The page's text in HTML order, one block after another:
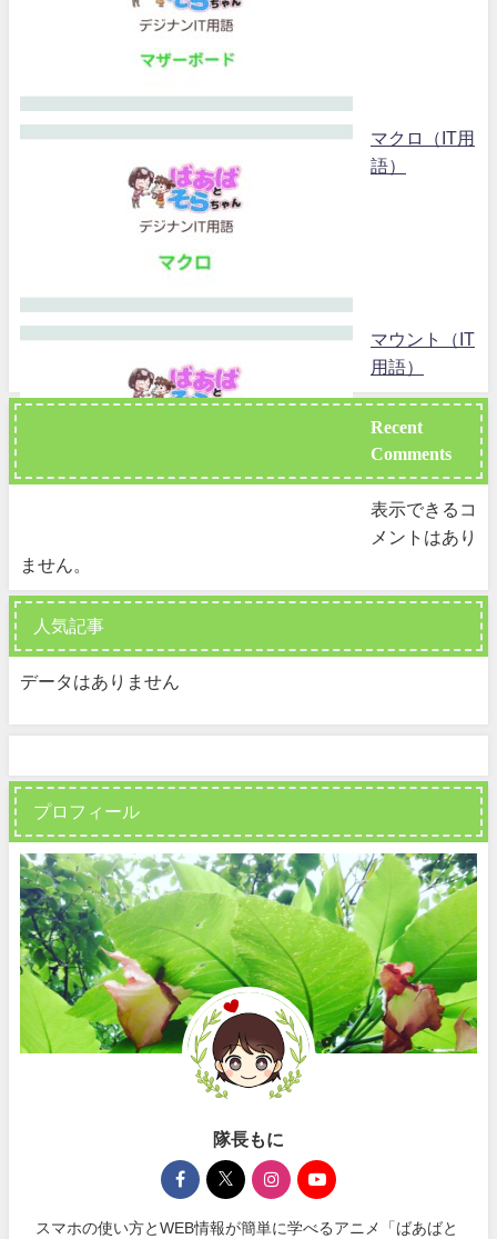
マクロ（IT用
語）
マウント（IT
用語）
Recent
Comments
表示できるコ
メントはあり
ません。
人気記事
データはありません
プロフィール
隊長もに
スマホの使い方とWEB情報が簡単に学べるアニメ「ばあばと